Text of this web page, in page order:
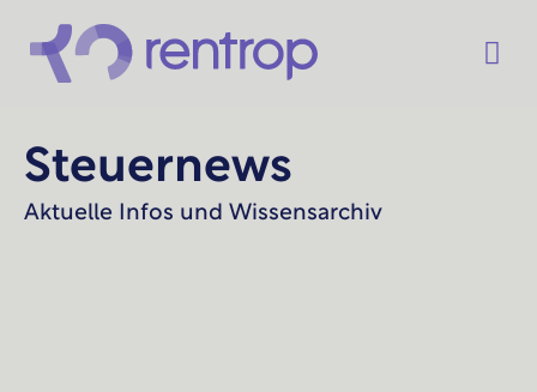
Steuernews
Aktuelle Infos und Wissensarchiv